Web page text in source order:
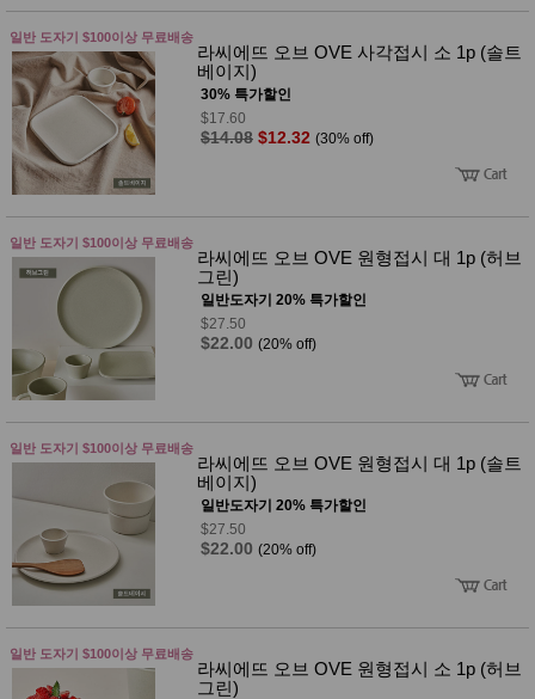
일반 도자기 $100이상 무료배송
라씨에뜨 오브 OVE 사각접시 소 1p (솔트
베이지)
30% 특가할인
$17.60
$14.08 $12.32 (30% off)
일반 도자기 $100이상 무료배송
라씨에뜨 오브 OVE 원형접시 대 1p (허브
그린)
일반도자기 20% 특가할인
$27.50
$22.00 (20% off)
일반 도자기 $100이상 무료배송
라씨에뜨 오브 OVE 원형접시 대 1p (솔트
베이지)
일반도자기 20% 특가할인
$27.50
$22.00 (20% off)
일반 도자기 $100이상 무료배송
라씨에뜨 오브 OVE 원형접시 소 1p (허브
그린)